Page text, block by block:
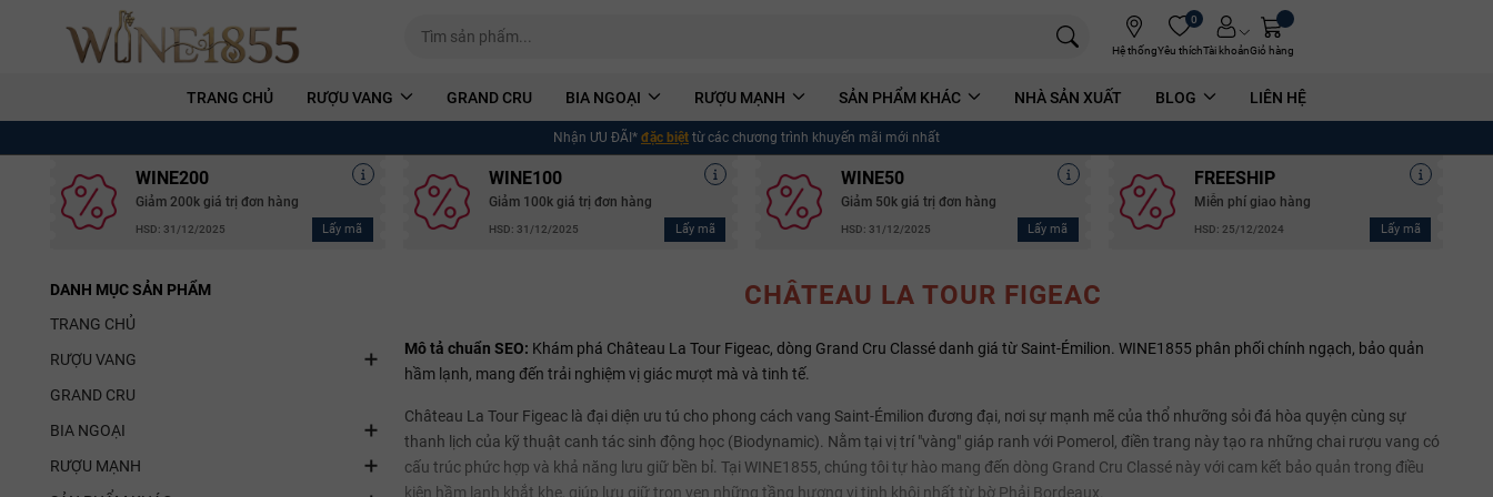
Hệ thống
0
Yêu thíchTài khoảnGiỏ hàng
TRANG CHỦ RƯỢU VANG GRAND CRU BIA NGOẠI RƯỢU MẠNH SẢN PHẨM KHÁC NHÀ SẢN XUẤT BLOG LIÊN HỆ
Nhận ƯU ĐÃI* đặc biệt từ các chương trình khuyến mãi mới nhất
WINE200
Giảm 200k giá trị đơn hàng
HSD: 31/12/2025 Lấy mã
WINE100
Giảm 100k giá trị đơn hàng
HSD: 31/12/2025 Lấy mã
WINE50
Giảm 50k giá trị đơn hàng
HSD: 31/12/2025 Lấy mã
FREESHIP
Miễn phí giao hàng
HSD: 25/12/2024 Lấy mã
Mã giảm giá:
DANH MỤC SẢN PHẨM
TRANG CHỦ
RƯỢU VANG
GRAND CRU
BIA NGOẠI
RƯỢU MẠNH
CHÂTEAU LA TOUR FIGEAC
Mô tả chuẩn SEO: Khám phá Château La Tour Figeac, dòng Grand Cru Classé danh giá từ Saint-Émilion. WINE1855 phân phối chính ngạch, bảo quản
hầm lạnh, mang đến trải nghiệm vị giác mượt mà và tinh tế.
Château La Tour Figeac là đại diện ưu tú cho phong cách vang Saint-Émilion đương đại, nơi sự mạnh mẽ của thổ nhưỡng sỏi đá hòa quyện cùng sự
thanh lịch của kỹ thuật canh tác sinh động học (Biodynamic). Nằm tại vị trí "vàng" giáp ranh với Pomerol, điền trang này tạo ra những chai rượu vang có
cấu trúc phức hợp và khả năng lưu giữ bền bỉ. Tại WINE1855, chúng tôi tự hào mang đến dòng Grand Cru Classé này với cam kết bảo quản trong điều
kiện hầm lạnh khắt khe, giúp lưu giữ trọn vẹn những tầng hương vị tinh khôi nhất từ bờ Phải Bordeaux.